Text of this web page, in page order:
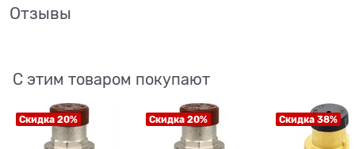
Отзывы
С этим товаром покупают
Скидка 20% Скидка 20% Скидка 38%